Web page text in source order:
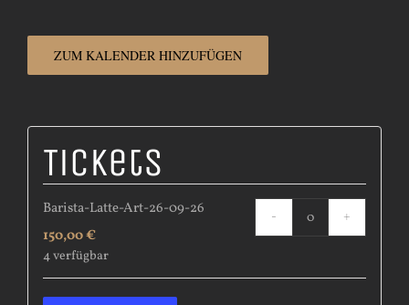
ZUM KALENDER HINZUFÜGEN
Tickets
Barista-Latte-Art-26-09-26
150,00€
4verfügbar